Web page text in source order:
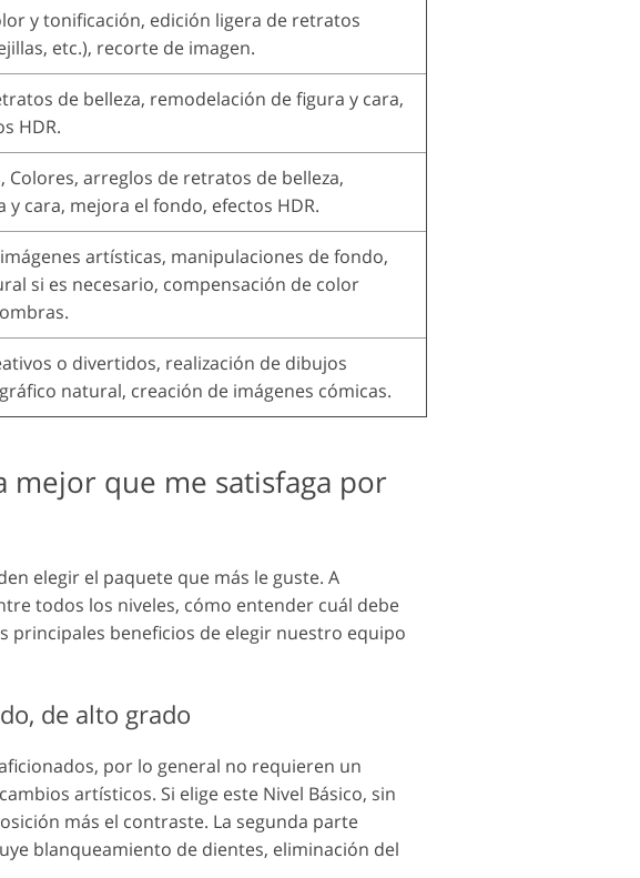
y tonificación, edición ligera de retratos
etc.), recorte de imagen.
de belleza, remodelación de figura y cara,
HDR.
Colores, arreglos de retratos de belleza,
cara, mejora el fondo, efectos HDR.
artísticas, manipulaciones de fondo,
si es necesario, compensación de color
o divertidos, realización de dibujos
natural, creación de imágenes cómicas.
mejor que me satisfaga por
elegir el paquete que más le guste. A
todos los niveles, cómo entender cuál debe
principales beneficios de elegir nuestro equipo
de alto grado
por lo general no requieren un
artísticos. Si elige este Nivel Básico, sin
más el contraste. La segunda parte
blanqueamiento de dientes, eliminación del